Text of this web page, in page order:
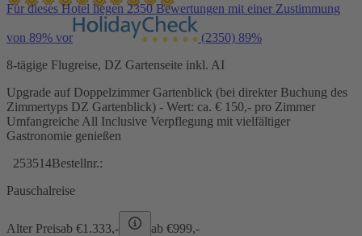
Für dieses Hotel liegen 2350 Bewertungen mit einer Zustimmung
von 89% vor (2350) 89%
8-tägige Flugreise, DZ Gartenseite inkl. AI
Upgrade auf Doppelzimmer Gartenblick (bei direkter Buchung des
Zimmertyps DZ Gartenblick) - Wert: ca. € 150,- pro Zimmer
Umfangreiche All Inclusive Verpflegung mit vielfältiger
Gastronomie genießen
253514Bestellnr.:
Pauschalreise
Alter Preisab €1.333,- ab €999,-